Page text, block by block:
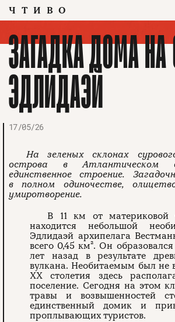
ЧТИВО
ЗАГАДКА ДОМА НА
ЭДЛИДАЭЙ
17/05/26
На зеленых склонах
острова в Атлантическом
единственное строение.
в полном одиночестве,
умиротворение.
В 11 км от материковой
находится небольшой
Эдлидаэй архипелага
всего 0,45 км². Он
лет назад в результате
вулкана. Необитаемым был не
XX столетия здесь
поселение. Сегодня на этом
травы и возвышенностей
единственный домик и
проплывающих туристов.